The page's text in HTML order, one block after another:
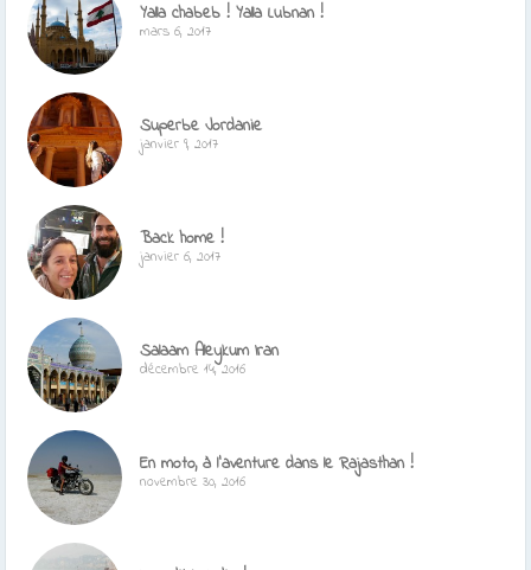
Yalla chabeb ! Yalla Lubnan !
mars 6, 2017
Superbe Jordanie
janvier 9, 2017
Back home !
janvier 6, 2017
Salaam Aleykum Iran
décembre 14, 2016
En moto, à l’aventure dans le Rajasthan !
novembre 30, 2016